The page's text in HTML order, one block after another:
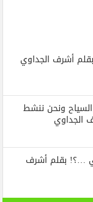
أشرف الجداوي
ونحن ننشط
الجداوي
…؟! بقلم أشرف